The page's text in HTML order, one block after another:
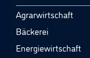
Agrarwirtschaft
Bäckerei
Energiewirtschaft